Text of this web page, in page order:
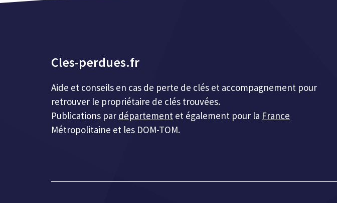
Cles-perdues.fr
Aide et conseils en cas de perte de clés et accompagnement pour
retrouver le propriétaire de clés trouvées.
Publications par département et également pour la France
Métropolitaine et les DOM-TOM.